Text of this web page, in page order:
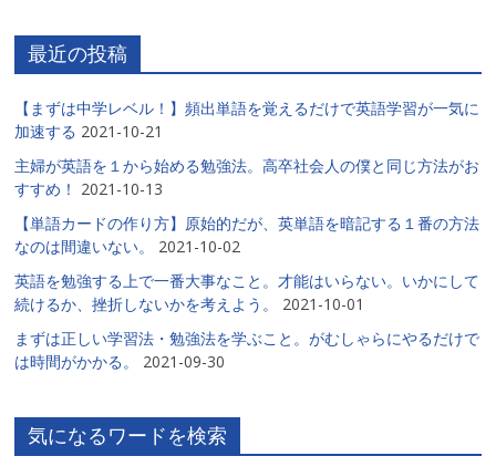
最近の投稿
【まずは中学レベル！】頻出単語を覚えるだけで英語学習が一気に
加速する 2021-10-21
主婦が英語を１から始める勉強法。高卒社会人の僕と同じ方法がお
すすめ！ 2021-10-13
【単語カードの作り方】原始的だが、英単語を暗記する１番の方法
なのは間違いない。
2021-10-02
英語を勉強する上で一番大事なこと。才能はいらない。いかにして
続けるか、挫折しないかを考えよう。
2021-10-01
まずは正しい学習法・勉強法を学ぶこと。がむしゃらにやるだけで
は時間がかかる。
2021-09-30
気になるワードを検索